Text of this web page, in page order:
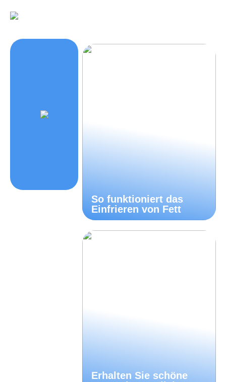
So funktioniert das
Einfrieren von Fett
Erhalten Sie schöne